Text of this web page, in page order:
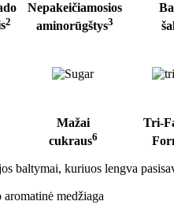
2
Nepakeičiamosios
aminorūgštys3
Mažai
cukraus6
Tri-
baltymai, kuriuos lengva
medžiaga